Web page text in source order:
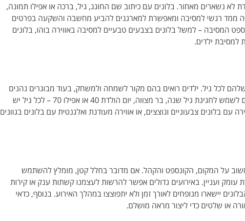
לא נשארים מאחור. בלונים עם כיתוב שם החוגג, גיל, ברכה או אפילו תמונה,
ממד רגשי למסיבה ומאפשרת למארגנים להביע מחשבה והשקעה בפרטים
המסיבה – למשל בלונים בצבעים טבעיים למסיבה באווירה בוהו, בלונים
למסיבת ילדים.
לכל גיל. ילדים רואים בהם מקור לשמחה ולמשחק, בעוד מבוגרים נהנים
מהפן האסתטי והאלגנטי. בלונים ליום הולדת יכולים לשמש לחגיגת גיל שנה, בר מצווה, יום הולדת 40 או אפילו 70 – לכל גיל יש
עם בלונים צבעוניים ונוצצים, או אווירה מעודנת ואלגנטית עם בלונים בגוונים
על המקום, הקונספט והקהל. אם מדובר בחלל קטן, מומלץ להשתמש
עומק ועניין. באירועים גדולים אפשר להרשות לעצמנו קשתות ענק או קירות
יישארו מנופחים לאורך זמן ולא יתפוצצו במהלך האירוע. בנוסף, כדאי
או שלטים כדי ליצור מראה מושלם.